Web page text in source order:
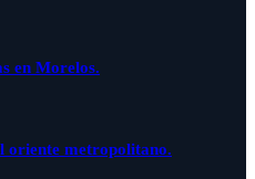
en Morelos.
oriente metropolitano.